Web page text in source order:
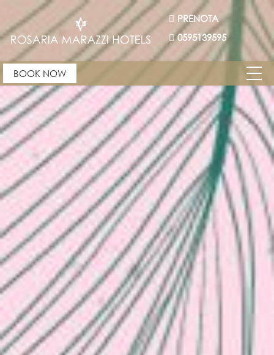
PRENOTA
0595139595
BOOK NOW